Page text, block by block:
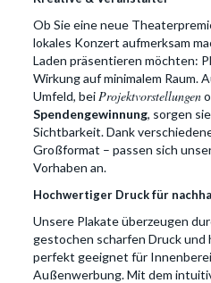
Ob Sie eine neue
lokales Konzert aufmerksam
Laden präsentieren möchten:
Wirkung auf minimalem Raum.
Umfeld, beiProjektvorstellungen
Spendengewinnung, sorgen
Sichtbarkeit. Dank
Großformat – passen sich
Vorhaben an.
Hochwertiger Druck für
Unsere Plakate überzeugen
gestochen scharfen Druck
perfekt geeignet für
Außenwerbung. Mit dem